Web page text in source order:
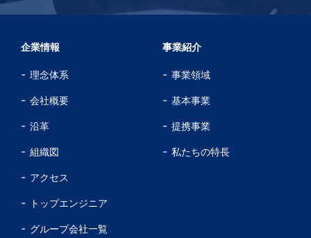
企業情報
理念体系
会社概要
沿革
組織図
アクセス
トップエンジニア
グループ会社一覧
事業紹介
事業領域
基本事業
提携事業
私たちの特長